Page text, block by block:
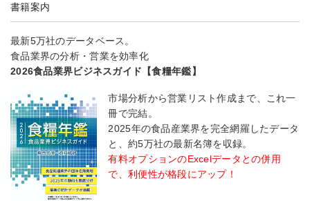
書籍案内
最新5万社のデータベース。
食品業界の分析・営業を効率化
2026食品業界ビジネスガイド【食糧年鑑】
市場分析から営業リスト作成まで、これ一
冊で完結。
2025年の食品産業界を完全網羅したデータ
と、約5万社の最新名簿を収録。
有料オプションのExcelデータとの併用
で、利便性が格段にアップ！